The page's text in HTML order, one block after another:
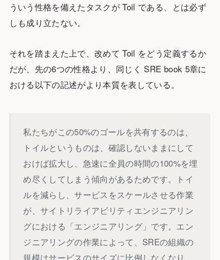
ういう性格を備えたタスクが Toil である、とは必ず
しも成り立たない。
それを踏まえた上で、改めて Toil をどう定義するか
だが、先の6つの性格より、同じく SRE book 5章に
おける以下の記述がより本質を表している。
私たちがこの50%のゴールを共有するのは、
トイルというものは、確認しないままにして
おけば拡大し、急速に全員の時間の100%を埋
め尽くしてしまう傾向があるためです。トイ
ルを減らし、サービスをスケールさせる作業
が、サイトリライアビリティエンジニアリン
グにおける「エンジニアリング」です。エン
ジニアリングの作業によって、SREの組織の
規模はサービスのサイズに比例しなくなり、